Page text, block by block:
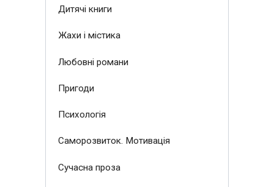
Дитячі книги
Жахи і містика
Любовні романи
Пригоди
Психологія
Саморозвиток. Мотивація
Сучасна проза